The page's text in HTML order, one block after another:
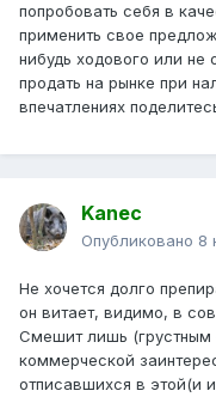
попробовать себя в
применить свое
нибудь ходового или не
продать на рынке при
впечатлениях
Kanec
Опубликовано 8
Не хочется долго
он витает, видимо, в
Смешит лишь (грустным
коммерческой
отписавшихся в этой(и